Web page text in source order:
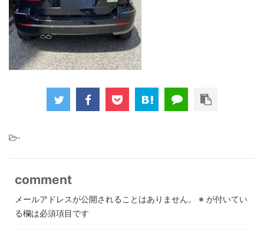
-
comment
メールアドレスが公開されることはありません。 ※ が付いてい
る欄は必須項目です